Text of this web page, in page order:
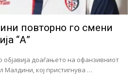
повторно го смени
“А”
објавија доаѓањето на офанзивниот
Малдини, кој пристигнува …